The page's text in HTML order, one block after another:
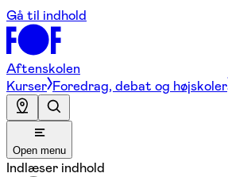
Gå til indhold
Aftenskolen
Kurser Foredrag, debat og højskoler
Open menu
Indlæser indhold